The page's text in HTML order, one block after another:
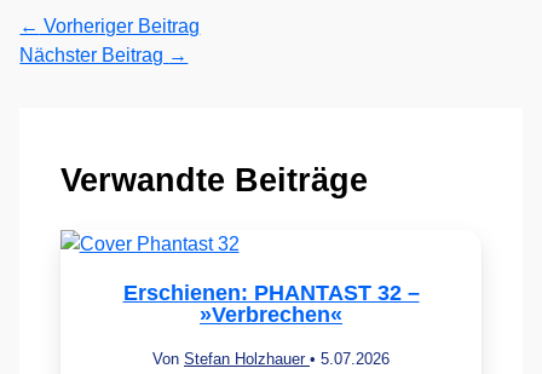
← Vorheriger Beitrag
Nächster Beitrag →
Verwandte Beiträge
Erschienen: PHANTAST 32 –
»Verbrechen«
Von Stefan Holzhauer • 5.07.2026